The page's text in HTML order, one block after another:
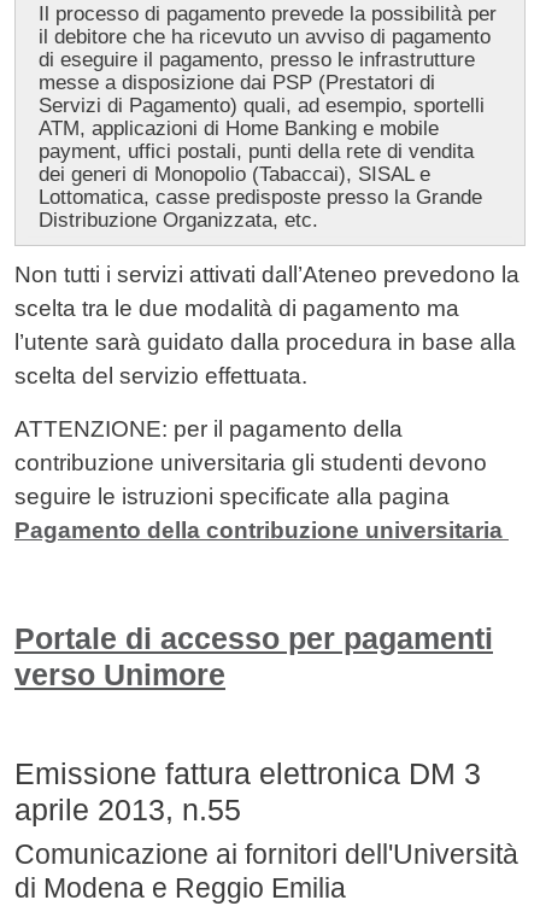
Il processo di pagamento prevede la possibilità per
il debitore che ha ricevuto un avviso di pagamento
di eseguire il pagamento, presso le infrastrutture
messe a disposizione dai PSP (Prestatori di
Servizi di Pagamento) quali, ad esempio, sportelli
ATM, applicazioni di Home Banking e mobile
payment, uffici postali, punti della rete di vendita
dei generi di Monopolio (Tabaccai), SISAL e
Lottomatica, casse predisposte presso la Grande
Distribuzione Organizzata, etc.
Non tutti i servizi attivati dall’Ateneo prevedono la
scelta tra le due modalità di pagamento ma
l’utente sarà guidato dalla procedura in base alla
scelta del servizio effettuata.
ATTENZIONE: per il pagamento della
contribuzione universitaria gli studenti devono
seguire le istruzioni specificate alla pagina
Pagamento della contribuzione universitaria
Portale di accesso per pagamenti
verso Unimore
Emissione fattura elettronica DM 3
aprile 2013, n.55
Comunicazione ai fornitori dell'Università
di Modena e Reggio Emilia